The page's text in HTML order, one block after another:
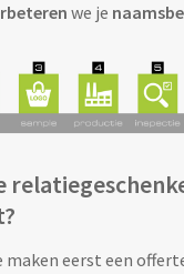
bedrukken
bedrukken
bedrukken
we je
maken eerst een